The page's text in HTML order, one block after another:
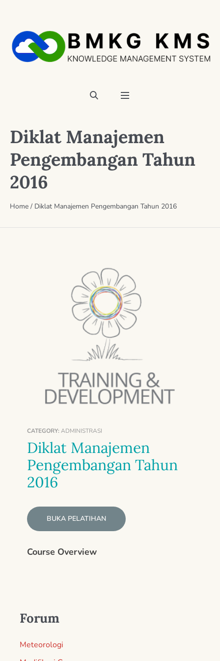
Diklat Manajemen
Pengembangan Tahun
2016
Home / Diklat Manajemen Pengembangan Tahun 2016
CATEGORY: ADMINISTRASI
Diklat Manajemen
Pengembangan Tahun
2016
BUKA PELATIHAN
Course Overview
Forum
Meteorologi